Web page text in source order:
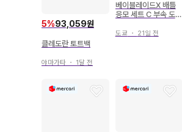
5%93,059원
클레도란 토트백
야마가타 ・ 1달 전
베이블레이드X 배틀
응모 세트 C 부속 도란
다크
도쿄 ・ 21일 전